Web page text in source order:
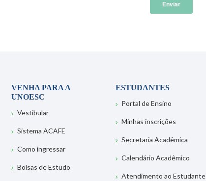
VENHA PARA A
UNOESC
Vestibular
Sistema ACAFE
Como ingressar
Bolsas de Estudo
ESTUDANTES
Portal de Ensino
Minhas inscrições
Secretaria Acadêmica
Calendário Acadêmico
Atendimento ao Estudante